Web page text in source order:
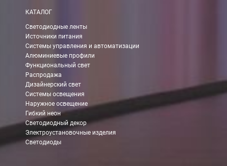
КАТАЛОГ
Светодиодные ленты
Источники питания
Системы управления и автоматизации
Алюминиевые профили
Функциональный свет
Распродажа
Дизайнерский свет
Системы освещения
Наружное освещение
Гибкий неон
Светодиодный декор
Электроустановочные изделия
Светодиоды